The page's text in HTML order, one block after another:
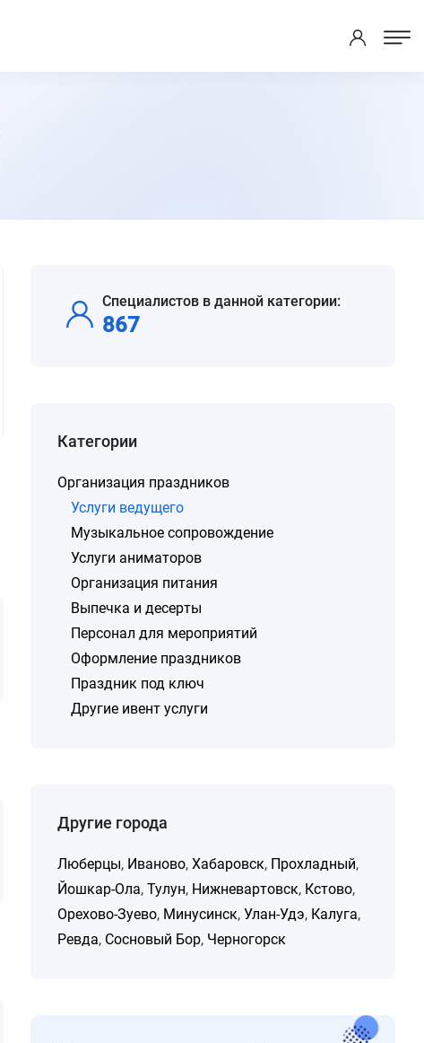
Специалистов в данной категории:
867
Категории
Организация праздников
Услуги ведущего
Музыкальное сопровождение
Услуги аниматоров
Организация питания
Выпечка и десерты
Персонал для мероприятий
Оформление праздников
Праздник под ключ
Другие ивент услуги
Другие города
Люберцы, Иваново,Хабаровск, Прохладный,
Йошкар-Ола,Тулун, Нижневартовск, Кстово,
Орехово-Зуево, Минусинск,Улан-Удэ, Калуга,
Ревда, Сосновый Бор, Черногорск